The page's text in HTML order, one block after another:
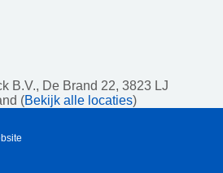
B.V., De Brand 22, 3823 LJ
(Bekijk alle locaties)